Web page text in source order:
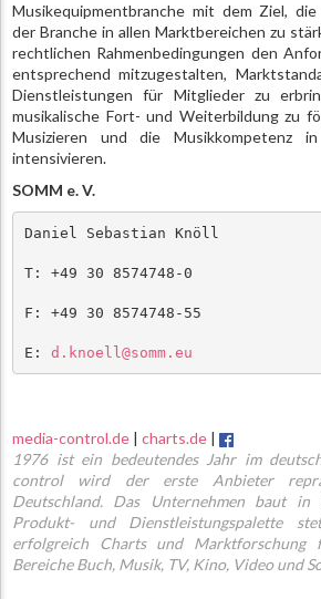
Musikequipmentbranche mit dem Ziel,
der Branche in allen Marktbereichen zu
rechtlichen Rahmenbedingungen den
entsprechend mitzugestalten,
Dienstleistungen für Mitglieder zu
musikalische Fort- und Weiterbildung zu
Musizieren und die Musikkompetenz
intensivieren.
SOMM e. V.
Daniel Sebastian Knöll
T: +49 30 8574748-0
F: +49 30 8574748-55
E: d.knoell@somm.eu
media-control.de | charts.de |
1976 ist ein bedeutendes Jahr im
control wird der erste Anbieter
Deutschland. Das Unternehmen baut in
Produkt- und Dienstleistungspalette
erfolgreich Charts und Marktforschung
Bereiche Buch, Musik, TV, Kino, Video und